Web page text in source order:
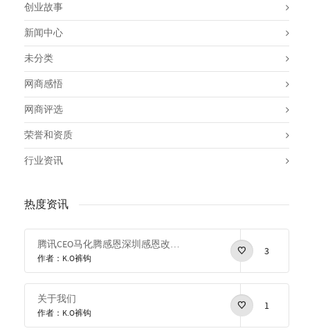
创业故事
新闻中心
未分类
网商感悟
网商评选
荣誉和资质
行业资讯
热度资讯
腾讯CEO马化腾感恩深圳感恩改革开放
作者：K.O裤钩
3
关于我们
作者：K.O裤钩
1